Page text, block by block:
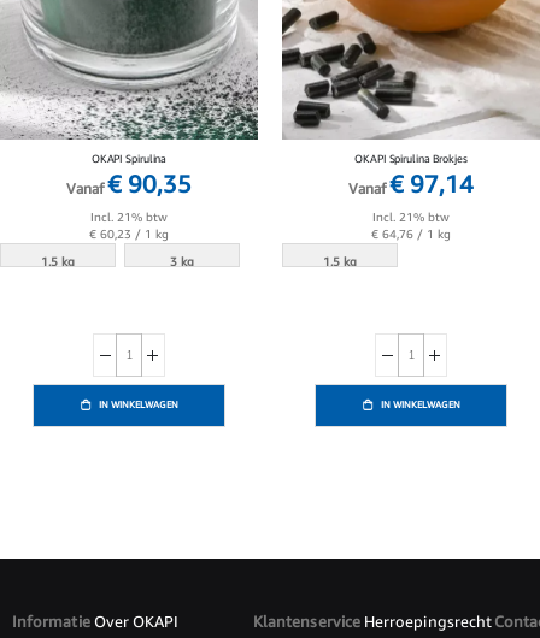
OKAPI Spirulina
Vanaf € 90,35
Incl. 21% btw
€ 60,23 / 1 kg
1.5 kg
3 kg
IN WINKELWAGEN
OKAPI Spirulina Brokjes
Vanaf € 97,14
Incl. 21% btw
€ 64,76 / 1 kg
1.5 kg
IN WINKELWAGEN
Informatie Over OKAPI
Klantenservice Herroepingsrecht